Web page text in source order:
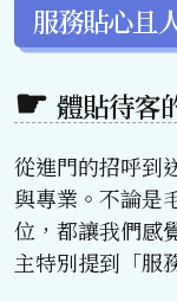
服務貼心且
體貼待客
從進門的招呼到
與專業。不論是
位，都讓我們感
主特別提到「服